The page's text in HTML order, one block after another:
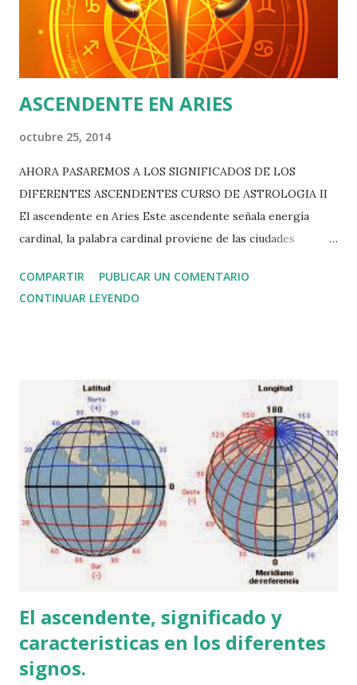
ASCENDENTE EN ARIES
octubre 25, 2014
AHORA PASAREMOS A LOS SIGNIFICADOS DE LOS
DIFERENTES ASCENDENTES CURSO DE ASTROLOGIA II
El ascendente en Aries Este ascendente señala energía
cardinal, la palabra cardinal proviene de las ciudades
calle que era el punto de referencia, los signos cardinales
son la referencia del zodiaco, y son los que dan comienzo a
Mostrar que los eventos suceden rápidamente, o que
comienzan con fuerza. La base astronómica de esto radica
en el hecho de que las estaciones cambian dramáticamente
cuando el Sol entra en ellas” Aries es un signo cardinal, las
causas por las que el zodiaco comienzan por Aries no está
en relación con sus características, pero vienen muy bien
para explicar su naturaleza.
COMPARTIR
PUBLICAR UN COMENTARIO
CONTINUAR LEYENDO
El ascendente, significado y
caracteristicas en los diferentes
signos.